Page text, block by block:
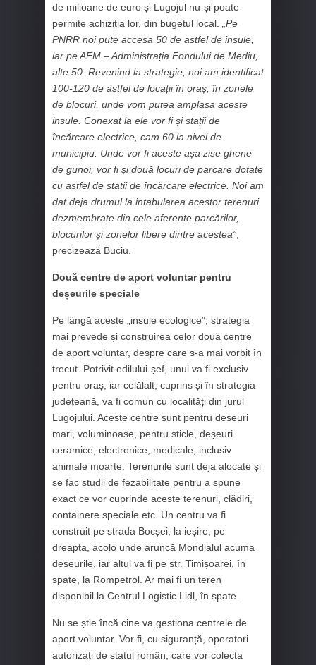
de milioane de euro și Lugojul nu-și poate
permite achiziția lor, din bugetul local.
„Pe
PNRR noi pute accesa 50 de astfel de insule,
iar pe AFM – Administrația Fondului de Mediu,
alte 50. Revenind la strategie, noi am identificat
100-120 de astfel de locații în oraș, în zonele
de blocuri, unde vom putea amplasa aceste
insule. Conexat la ele vor fi și stații de
încărcare electrice, cam 60 la nivel de
municipiu. Unde vor fi aceste așa zise ghene
de gunoi, vor fi și două locuri de parcare dotate
cu astfel de stații de încărcare electrice. Noi am
dat deja drumul la intabularea acestor terenuri
dezmembrate din cele aferente parcărilor,
blocurilor și zonelor libere dintre acestea”
precizează Buciu.
Două centre de aport voluntar pentru
deșeurile speciale
Pe lângă aceste „insule ecologice”, strategia
mai prevede și construirea celor două centre
de aport voluntar, despre care s-a mai vorbit în
trecut. Potrivit edilului-șef, unul va fi exclusiv
pentru oraș, iar celălalt, cuprins și în strategia
județeană, va fi comun cu localități din jurul
Lugojului. Aceste centre sunt pentru deșeuri
mari, voluminoase, pentru sticle, deșeuri
ceramice, electronice, medicale, inclusiv
animale moarte. Terenurile sunt deja alocate și
se fac studii de fezabilitate pentru a spune
exact ce vor cuprinde aceste terenuri, clădiri,
containere speciale etc. Un centru va fi
construit pe strada Bocșei, la ieșire, pe
dreapta, acolo unde aruncă Mondialul acuma
deșeurile, iar altul va fi pe str. Timișoarei, în
spate, la Rompetrol. Ar mai fi un teren
disponibil la Centrul Logistic Lidl, în spate.
Nu se știe încă cine va gestiona centrele de
aport voluntar. Vor fi, cu siguranță, operatori
autorizați de statul român, care vor colecta